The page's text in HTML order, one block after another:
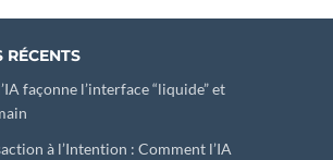
RÉCENTS
façonne l’interface “liquide” et
à l’Intention : Comment l’IA